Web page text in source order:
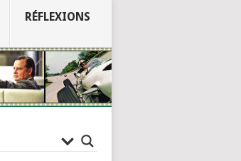
RÉFLEXIONS